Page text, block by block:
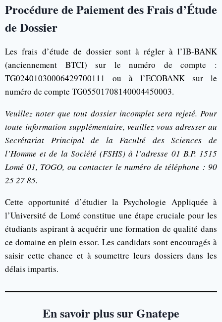
Procédure de Paiement des Frais d’Étude
de Dossier
Les frais d’étude de dossier sont à régler à l’IB-BANK
(anciennement BTCI) sur le numéro de compte :
TG02401030006429700111 ou à l’ECOBANK sur le
numéro de compte TG05501708140004450003.
Veuillez noter que tout dossier incomplet sera rejeté. Pour
toute information supplémentaire, veuillez vous adresser au
Secrétariat Principal de la Faculté des Sciences de
l’Homme et de la Société (FSHS) à l’adresse 01 B.P. 1515
Lomé 01, TOGO, ou contacter le numéro de téléphone : 90
25 27 85.
Cette opportunité d’étudier la Psychologie Appliquée à
l’Université de Lomé constitue une étape cruciale pour les
étudiants aspirant à acquérir une formation de qualité dans
ce domaine en plein essor. Les candidats sont encouragés à
saisir cette chance et à soumettre leurs dossiers dans les
délais impartis.
En savoir plus sur Gnatepe